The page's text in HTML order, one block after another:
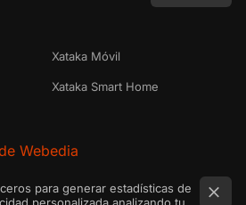
Xataka Móvil
Xataka Smart Home
Webedia
para generar estadísticas de